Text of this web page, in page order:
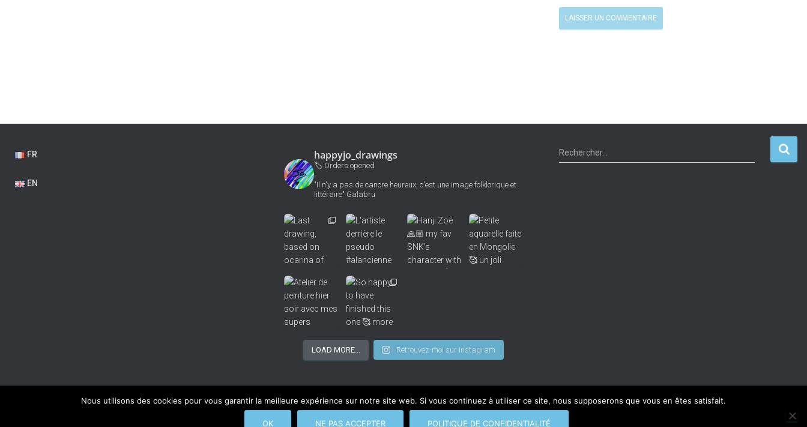
FR
EN
happyjo_drawings
🏷 Orders opened
-
"Il n'y a pas de cancre heureux, c'est une image folklorique et
littéraire" Galabru
LOAD MORE... Retrouvez-moi sur Instagram
Rechercher…
DESSIN ORIGINAL SUR COMMANDE TESTS DE MATÉRIEL A PROPOS CONTACT POLITIQUE DE CONFIDENTIALITÉ © Johanne Guénec
Nous utilisons des cookies pour vous garantir la meilleure expérience sur notre site web. Si vous continuez à utiliser ce site, nous supposerons que vous en êtes satisfait.
OK NE PAS ACCEPTER POLITIQUE DE CONFIDENTIALITÉ